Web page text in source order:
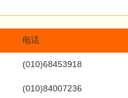
电话
(010)68453918
(010)84007236